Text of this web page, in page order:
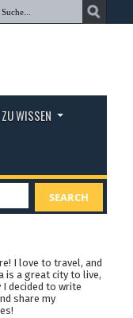
WISSEN
SEARCH
I love to travel, and
is a great city to live,
I decided to write
share my